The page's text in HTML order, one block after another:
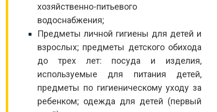
хозяйственно-питьевого
водоснабжения;
Предметы личной гигиены для детей и
взрослых; предметы детского обихода
до трех лет: посуда и изделия,
используемые для питания детей,
предметы по гигиеническому уходу за
ребенком; одежда для детей (первый